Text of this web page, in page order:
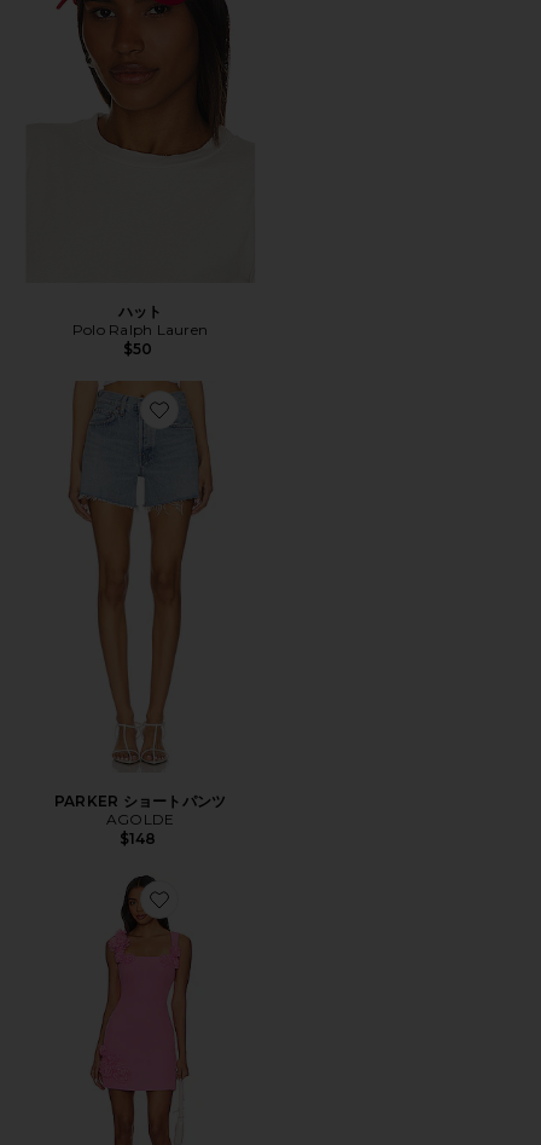
ハット
Polo Ralph Lauren
$50
Favorite PARKER ショートパンツ
PARKER ショートパンツ
AGOLDE
$148
Favorite TROMPE ミニドレス